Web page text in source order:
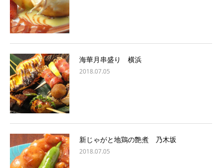
海華月串盛り 横浜
2018.07.05
新じゃがと地鶏の艶煮 乃木坂
2018.07.05